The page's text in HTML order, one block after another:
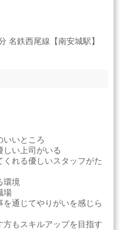
名鉄西尾線【南安城駅】
いいところ
しい上司がいる
くれる優しいスタッフがた
環境
場
を通じてやりがいを感じら
方もスキルアップを目指す